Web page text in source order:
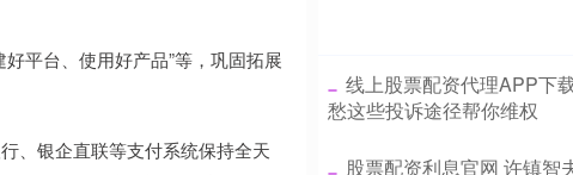
平台、使用好产品”等，巩固拓展
、银企直联等支付系统保持全天
线上股票配资代理APP下
愁这些投诉途径帮你维权
股票配资利息官网 许镇智